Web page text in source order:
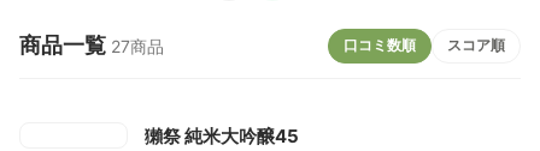
商品一覧 27商品 口コミ数順 スコア順
獺祭 純米大吟醸45